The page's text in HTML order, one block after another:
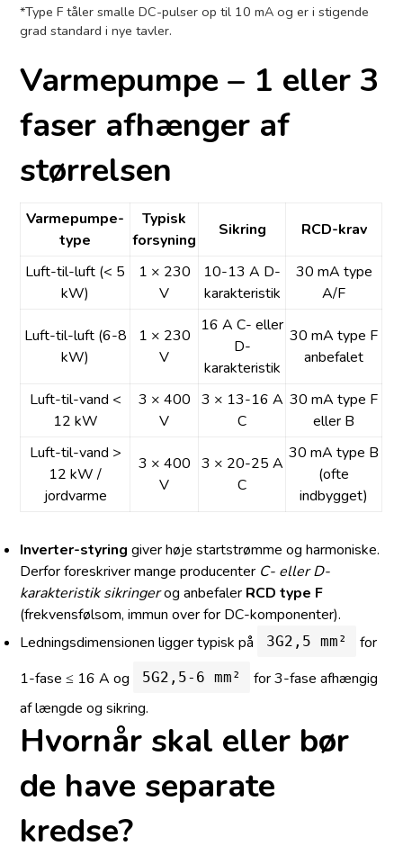
*Type F tåler smalle DC-pulser op til 10 mA og er i stigende
grad standard i nye tavler.
Varmepumpe – 1 eller 3
faser afhænger af
størrelsen
Varmepumpe-
type
Typisk
forsyning
Sikring RCD-krav
Luft-til-luft (< 5
kW)
1 × 230
V
10-13 A D-
karakteristik
30 mA type
A/F
Luft-til-luft (6-8
kW)
1 × 230
V
16 A C- eller
D-
karakteristik
30 mA type F
anbefalet
Luft-til-vand <
12 kW
3 × 400
V
3 × 13-16 A
C
30 mA type F
eller B
Luft-til-vand >
12 kW /
jordvarme
3 × 400
V
3 × 20-25 A
C
30 mA type B
(ofte
indbygget)
Inverter-styring giver høje startstrømme og harmoniske.
Derfor foreskriver mange producenter C- eller D-
karakteristik sikringerog anbefaler RCD type F
(frekvensfølsom, immun over for DC-komponenter).
Ledningsdimensionen ligger typisk på
3G2,5 mm²
for
1-fase ≤ 16 A og
5G2,5-6 mm²
for 3-fase afhængig
af længde og sikring.
Hvornår skal eller bør
de have separate
kredse?